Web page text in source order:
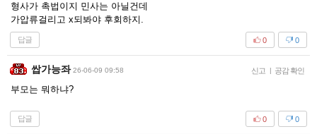
형사가 촉법이지 민사는 아닐건데
가압류걸리고 x되봐야 후회하지.
답글 0
0
쌉가능좌 26-06-09 09:58 신고 | 공감 확인
부모는 뭐하냐?
답글 0
0